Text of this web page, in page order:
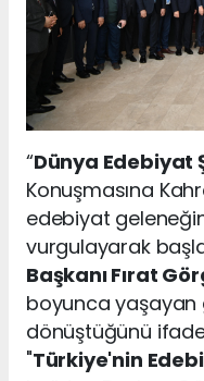
“Dünya Edebiyat
Konuşmasına
edebiyat
vurgulayarak
Başkanı Fırat
boyunca yaşayan
dönüştüğünü ifade
"Türkiye'nin